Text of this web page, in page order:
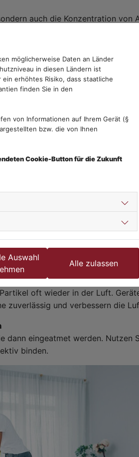
auch die Konzentration von
Fenster. Öffnen Sie die
Eine Luftfeuchtigkeit unter 50
Blick zu behalten. In besonders
oder viele Dekotextilien
Elemente Sie reduzieren oder
leichter reinigen als
waschbare Varianten statt
entscheidende Rolle. Falsche
oft wieder in der Luft.
zuverlässig und verbessern die
dann eingeatmet werden. Nutzen
binden.
möglicherweise Daten an Länder
in diesen Ländern ist
erhöhtes Risiko, dass staatliche
finden Sie in den
von Informationen auf Ihrem Gerät (§
bzw. die von Ihnen
Cookie-Button für die Zukunft
Auswahl
Alle zulassen